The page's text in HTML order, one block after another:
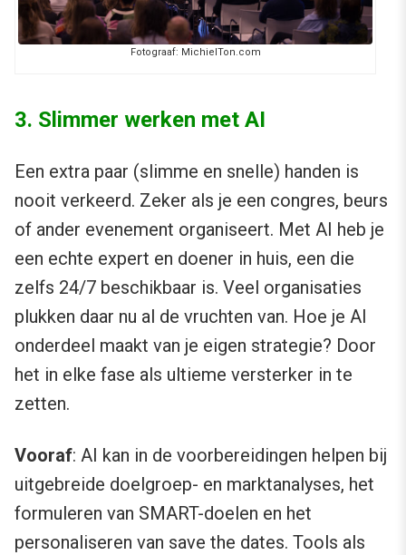
Fotograaf: MichielTon.com
3. Slimmer werken met AI
Een extra paar (slimme en snelle) handen is
nooit verkeerd. Zeker als je een congres, beurs
of ander evenement organiseert. Met AI heb je
een echte expert en doener in huis, een die
zelfs 24/7 beschikbaar is. Veel organisaties
plukken daar nu al de vruchten van. Hoe je AI
onderdeel maakt van je eigen strategie? Door
het in elke fase als ultieme versterker in te
zetten.
Vooraf: AI kan in de voorbereidingen helpen bij
uitgebreide doelgroep- en marktanalyses, het
formuleren van SMART-doelen en het
personaliseren van save the dates. Tools als